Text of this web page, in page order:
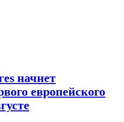
начнет
европейского